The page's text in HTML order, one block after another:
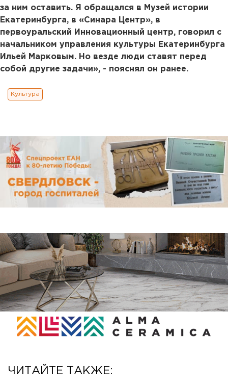
за ним оставить. Я обращался в Музей истории
Екатеринбурга, в «Синара Центр», в
первоуральский Инновационный центр, говорил с
начальником управления культуры Екатеринбурга
Ильей Марковым. Но везде люди ставят перед
собой другие задачи», - пояснял он ранее.
Культура
ЧИТАЙТЕ ТАКЖЕ: